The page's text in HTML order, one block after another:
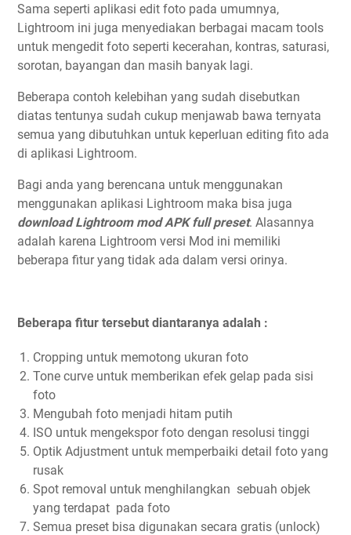
Sama seperti aplikasi edit foto pada umumnya,
Lightroom ini juga menyediakan berbagai macam tools
untuk mengedit foto seperti kecerahan, kontras, saturasi,
sorotan, bayangan dan masih banyak lagi.
Beberapa contoh kelebihan yang sudah disebutkan
diatas tentunya sudah cukup menjawab bawa ternyata
semua yang dibutuhkan untuk keperluan editing fito ada
di aplikasi Lightroom.
Bagi anda yang berencana untuk menggunakan
menggunakan aplikasi Lightroom maka bisa juga
download Lightroom mod APK full preset. Alasannya
adalah karena Lightroom versi Mod ini memiliki
beberapa fitur yang tidak ada dalam versi orinya.
Beberapa fitur tersebut diantaranya adalah :
Cropping untuk memotong ukuran foto
Tone curve untuk memberikan efek gelap pada sisi
foto
Mengubah foto menjadi hitam putih
ISO untuk mengekspor foto dengan resolusi tinggi
Optik Adjustment untuk memperbaiki detail foto yang
rusak
Spot removal untuk menghilangkan sebuah objek
yang terdapat pada foto
Semua preset bisa digunakan secara gratis (unlock)